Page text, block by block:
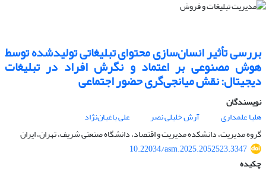
بررسی تأثیر انسان‏‌سازی محتوای تبلیغاتی تولیدشده توسط
هوش مصنوعی بر اعتماد و نگرش افراد در تبلیغات
دیجیتال: نقش میانجی‌گری حضور اجتماعی
نویسندگان
هلیا علمداری
آرش خلیلی نصر
علی باغبان‌نژاد
گروه مدیریت، دانشکده مدیریت و اقتصاد، دانشگاه صنعتی شریف، تهران، ایران
10.22034/asm.2025.2052523.3347
چکیده